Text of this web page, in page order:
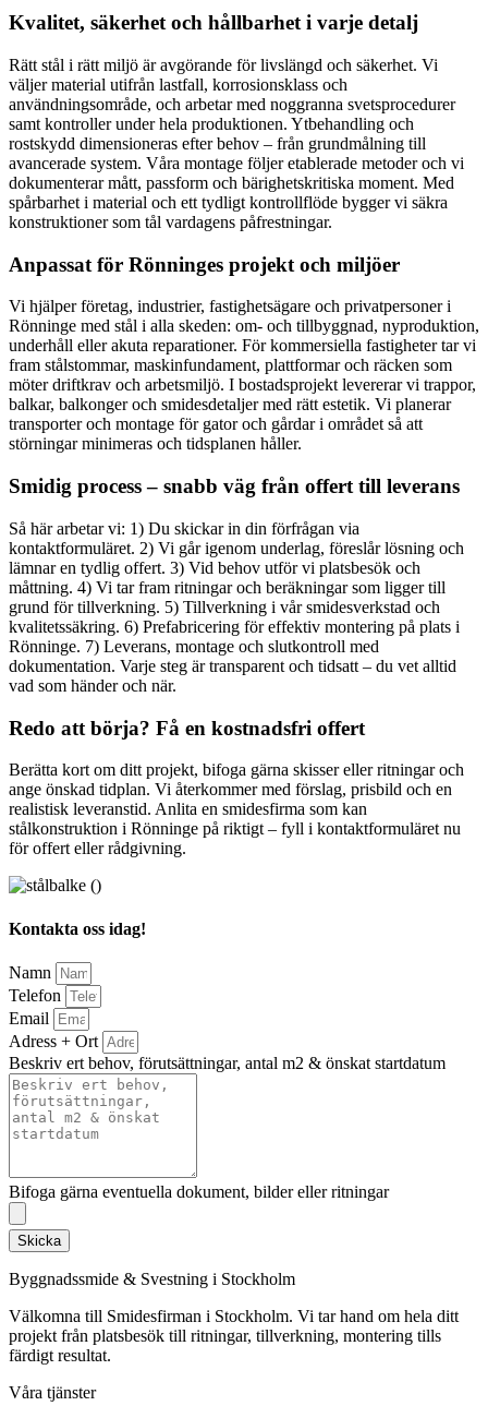
Kvalitet, säkerhet och hållbarhet i varje detalj
Rätt stål i rätt miljö är avgörande för livslängd och säkerhet. Vi
väljer material utifrån lastfall, korrosionsklass och
användningsområde, och arbetar med noggranna svetsprocedurer
samt kontroller under hela produktionen. Ytbehandling och
rostskydd dimensioneras efter behov – från grundmålning till
avancerade system. Våra montage följer etablerade metoder och vi
dokumenterar mått, passform och bärighetskritiska moment. Med
spårbarhet i material och ett tydligt kontrollflöde bygger vi säkra
konstruktioner som tål vardagens påfrestningar.
Anpassat för Rönninges projekt och miljöer
Vi hjälper företag, industrier, fastighetsägare och privatpersoner i
Rönninge med stål i alla skeden: om- och tillbyggnad, nyproduktion,
underhåll eller akuta reparationer. För kommersiella fastigheter tar vi
fram stålstommar, maskinfundament, plattformar och räcken som
möter driftkrav och arbetsmiljö. I bostadsprojekt levererar vi trappor,
balkar, balkonger och smidesdetaljer med rätt estetik. Vi planerar
transporter och montage för gator och gårdar i området så att
störningar minimeras och tidsplanen håller.
Smidig process – snabb väg från offert till leverans
Så här arbetar vi: 1) Du skickar in din förfrågan via
kontaktformuläret. 2) Vi går igenom underlag, föreslår lösning och
lämnar en tydlig offert. 3) Vid behov utför vi platsbesök och
måttning. 4) Vi tar fram ritningar och beräkningar som ligger till
grund för tillverkning. 5) Tillverkning i vår smidesverkstad och
kvalitetssäkring. 6) Prefabricering för effektiv montering på plats i
Rönninge. 7) Leverans, montage och slutkontroll med
dokumentation. Varje steg är transparent och tidsatt – du vet alltid
vad som händer och när.
Redo att börja? Få en kostnadsfri offert
Berätta kort om ditt projekt, bifoga gärna skisser eller ritningar och
ange önskad tidplan. Vi återkommer med förslag, prisbild och en
realistisk leveranstid. Anlita en smidesfirma som kan
stålkonstruktion i Rönninge på riktigt – fyll i kontaktformuläret nu
för offert eller rådgivning.
Kontakta oss idag!
Namn
Telefon
Email
Adress + Ort
Beskriv ert behov, förutsättningar, antal m2 & önskat startdatum
Bifoga gärna eventuella dokument, bilder eller ritningar
Skicka
Byggnadssmide & Svestning i Stockholm
Välkomna till Smidesfirman i Stockholm. Vi tar hand om hela ditt
projekt från platsbesök till ritningar, tillverkning, montering tills
färdigt resultat.
Våra tjänster